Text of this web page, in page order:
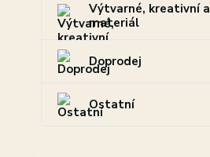
Výtvarné, kreativní a
materiál
Doprodej
Ostatní